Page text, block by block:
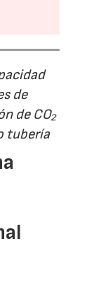
de
de CO₂
tubería